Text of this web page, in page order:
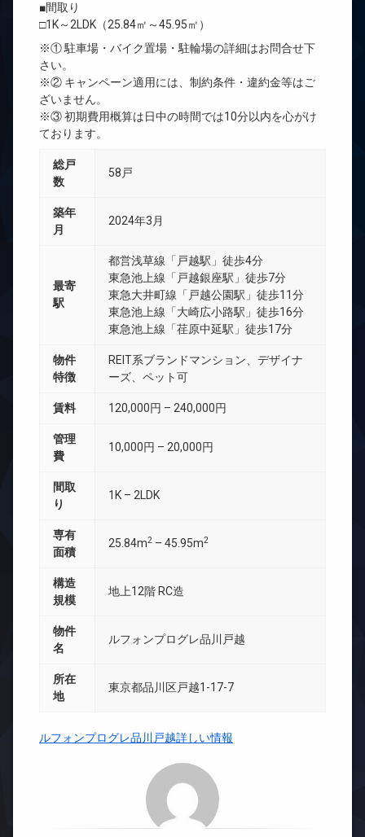
■間取り
□1K～2LDK（25.84㎡～45.95㎡）
※① 駐車場・バイク置場・駐輪場の詳細はお問合せ下
さい。
※② キャンペーン適用には、制約条件・違約金等はご
ざいません。
※③ 初期費用概算は日中の時間では10分以内を心がけ
ております。
総戸
数
58戸
築年
月
2024年3月
最寄
駅
都営浅草線「戸越駅」徒歩4分
東急池上線「戸越銀座駅」徒歩7分
東急大井町線「戸越公園駅」徒歩11分
東急池上線「大崎広小路駅」徒歩16分
東急池上線「荏原中延駅」徒歩17分
物件
特徴
REIT系ブランドマンション、デザイナ
ーズ、ペット可
賃料 120,000円 – 240,000円
管理
費
10,000円 – 20,000円
間取
り
1K – 2LDK
専有
面積
25.84m2 – 45.95m2
構造
規模
地上12階 RC造
物件
名
ルフォンプログレ品川戸越
所在
地
東京都品川区戸越1-17-7
ルフォンプログレ品川戸越詳しい情報